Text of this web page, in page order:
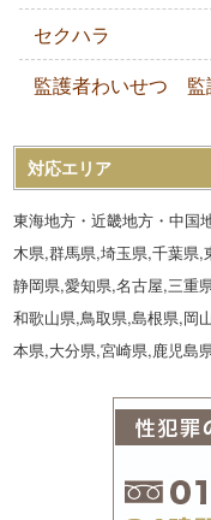
セクハラ
監護者わいせつ 監
対応エリア
東海地方・近畿地方・中
木県,群馬県,埼玉県,千葉県
静岡県,愛知県,名古屋,三重
和歌山県,鳥取県,島根県,岡
本県,大分県,宮崎県,鹿児